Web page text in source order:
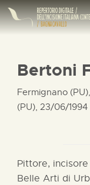
Bertoni
Fermignano
(PU), 23/06/1994
Pittore,
Belle Arti di